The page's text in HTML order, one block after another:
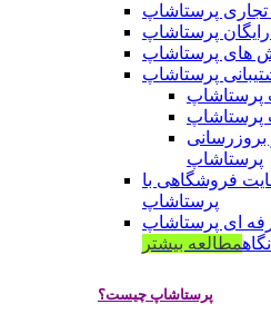
پرستاشاپ
پرستاشاپ
های پرستاشاپ
پرستاشاپ
پرستاشاپ
پرستاشاپ
پرستاشاپ
فروشگاهی با
پرستاشاپ
ای پرستاشاپ
مطالعه بیشتر
پرستاشاپ چیست؟